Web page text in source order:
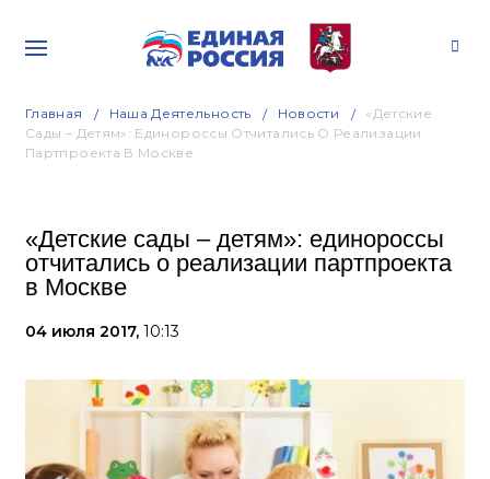
Главная Наша Деятельность Новости
«Детские
Сады – Детям»: Единороссы Отчитались О Реализации
Партпроекта В Москве
«Детские сады – детям»: единороссы
отчитались о реализации партпроекта
в Москве
04 июля 2017, 10:13